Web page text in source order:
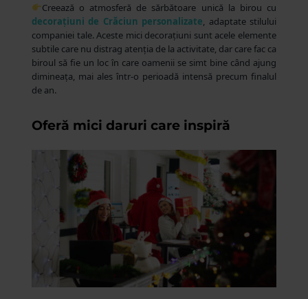
Creează o atmosferă de sărbătoare unică la birou cu
decorațiuni de Crăciun personalizate, adaptate stilului
companiei tale. Aceste mici decorațiuni sunt acele elemente
subtile care nu distrag atenția de la activitate, dar care fac ca
biroul să fie un loc în care oamenii se simt bine când ajung
dimineața, mai ales într-o perioadă intensă precum finalul
de an.
Oferă mici daruri care inspiră